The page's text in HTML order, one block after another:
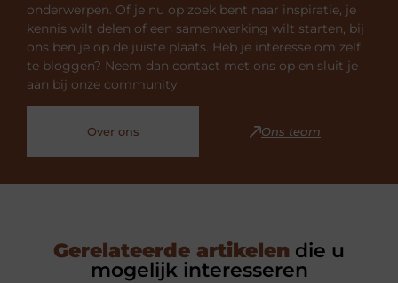
onderwerpen. Of je nu op zoek bent naar inspiratie, je
kennis wilt delen of een samenwerking wilt starten, bij
ons ben je op de juiste plaats. Heb je interesse om zelf
te bloggen? Neem dan contact met ons op en sluit je
aan bij onze community.
Over ons Ons team
Gerelateerde artikelen die u
mogelijk interesseren